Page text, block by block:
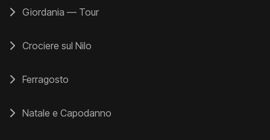
Giordania — Tour
Crociere sul Nilo
Ferragosto
Natale e Capodanno